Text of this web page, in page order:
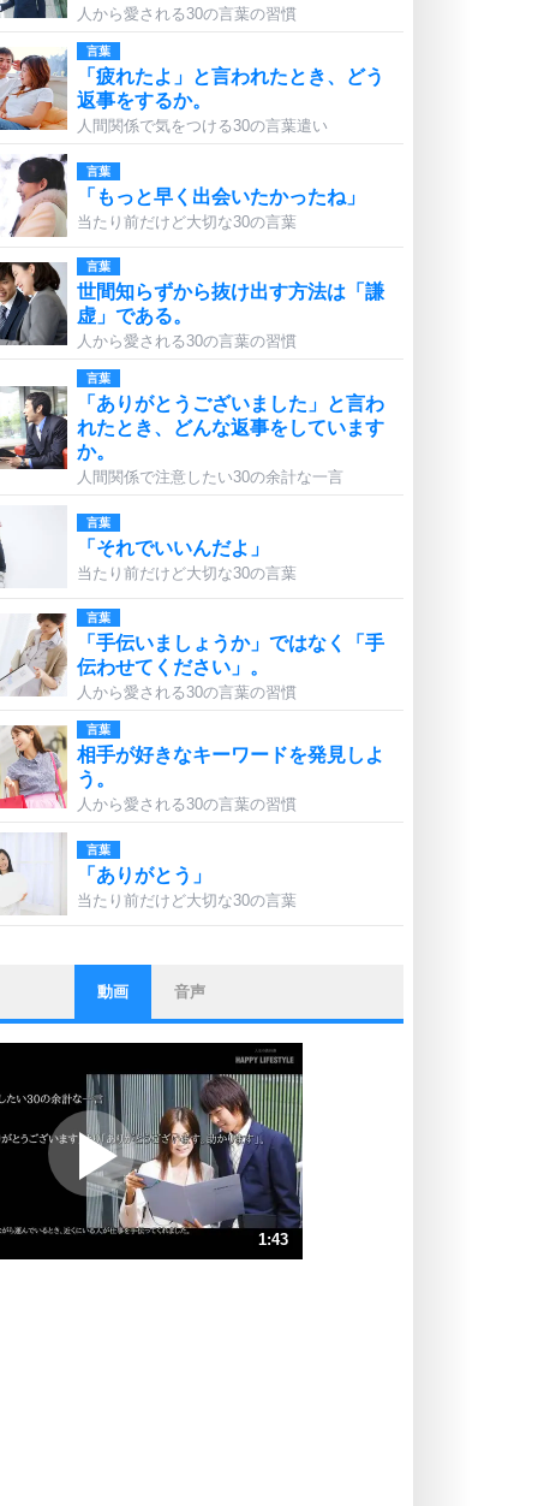
人から愛される30の言葉の習慣
言葉
「疲れたよ」と言われたとき、どう
返事をするか。
人間関係で気をつける30の言葉遣い
言葉
「もっと早く出会いたかったね」
当たり前だけど大切な30の言葉
言葉
世間知らずから抜け出す方法は「謙
虚」である。
人から愛される30の言葉の習慣
言葉
「ありがとうございました」と言わ
れたとき、どんな返事をしています
か。
人間関係で注意したい30の余計な一言
言葉
「それでいいんだよ」
当たり前だけど大切な30の言葉
言葉
「手伝いましょうか」ではなく「手
伝わせてください」。
人から愛される30の言葉の習慣
言葉
相手が好きなキーワードを発見しよ
う。
人から愛される30の言葉の習慣
言葉
「ありがとう」
当たり前だけど大切な30の言葉
ストレス対策
他人と比べない。
いっそのこと、他人を見ない。
いらいらしない人になる30の方法
プラス思考
ポジティブになれない原因は、行動
しないから。
ポジティブ思考になる30の方法
ストレス対策
動画 音声
1:43